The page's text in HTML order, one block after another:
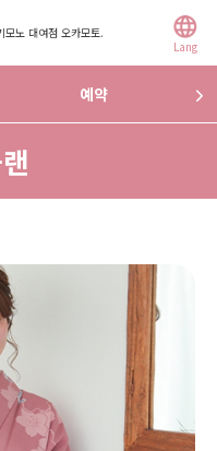
노 대여점 오카모토.
Lang
예약